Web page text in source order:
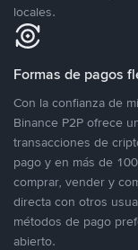
locales.
Formas de pagos
Con la confianza de
Binance P2P ofrece
transacciones de
pago y en más de
comprar, vender y
directa con otros
métodos de pago
abierto.